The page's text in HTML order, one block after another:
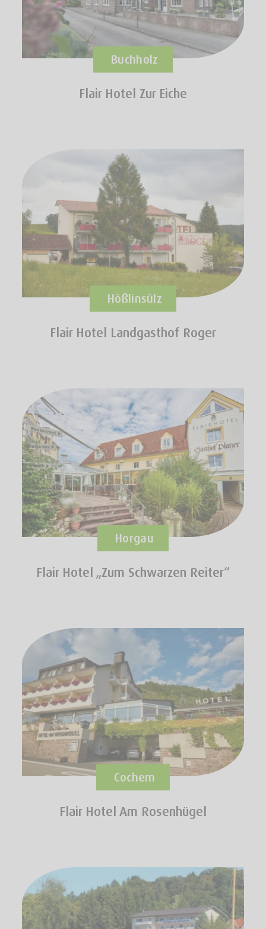
Buchholz
Flair Hotel Zur Eiche
Hößlinsülz
Flair Hotel Landgasthof Roger
Horgau
Flair Hotel „Zum Schwarzen Reiter“
Cochem
Flair Hotel Am Rosenhügel